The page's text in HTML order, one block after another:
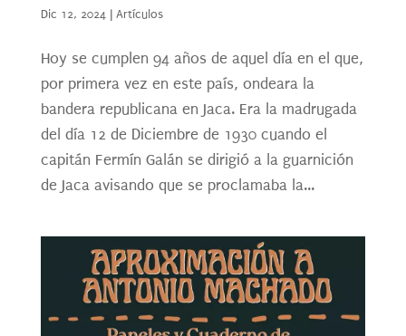
Dic 12, 2024| Artículos
Hoy se cumplen 94 años de aquel día en el que,
por primera vez en este país, ondeara la
bandera republicana en Jaca. Era la madrugada
del día 12 de Diciembre de 1930 cuando el
capitán Fermín Galán se dirigió a la guarnición
de Jaca avisando que se proclamaba la...